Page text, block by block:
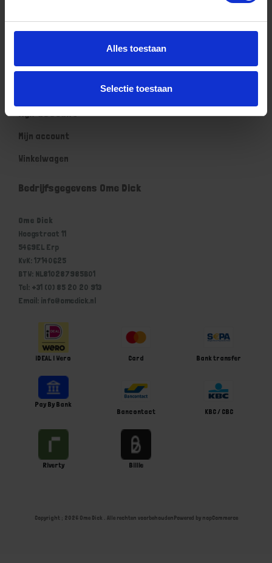
Alles toestaan
Selectie toestaan
Contact
Klantenservice Ome Dick
Mijn account
Mijn account
Winkelwagen
Bedrijfsgegevens Ome Dick
Ome Dick
Hoogstraat 11
5469EL Erp
KvK: 17140625
BTW: NL810287985B01
Tel: +31 (0) 85 20 20 913
Email: info@omedick.nl
iDEAL | Wero Card Bank transfer
Pay By Bank
Bancontact
KBC / CBC
Riverty Billie
Copyright ; 2026 Ome Dick . Alle rechten voorbehoudenPowered by nopCommerce